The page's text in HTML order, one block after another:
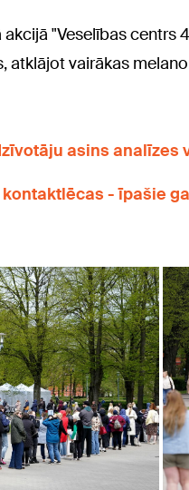
"Veselības centrs
atklājot vairākas
asins analīzes
- īpašie